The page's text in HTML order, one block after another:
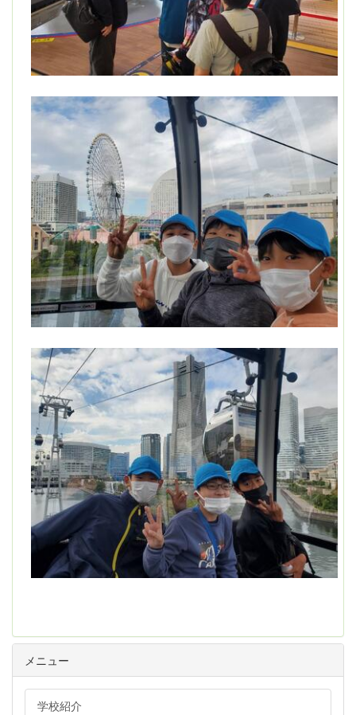
メニュー
学校紹介